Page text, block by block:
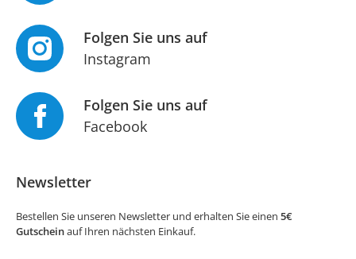
Folgen Sie uns auf
Instagram
Folgen Sie uns auf
Facebook
Newsletter
Bestellen Sie unseren Newsletter und erhalten Sie einen 5€
Gutscheinauf Ihren nächsten Einkauf.